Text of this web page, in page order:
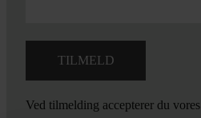
Ved tilmelding accepterer du vores